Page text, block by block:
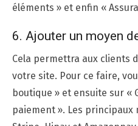
éléments » et enfin «
6. Ajouter un moyen
Cela permettra aux clients
votre site. Pour ce faire,
boutique » et ensuite sur «
paiement ». Les